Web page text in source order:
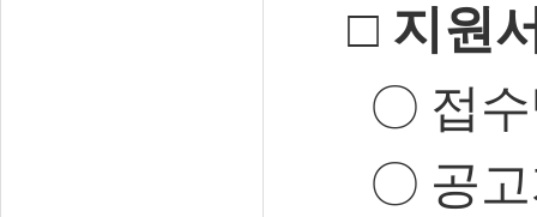
□ 지원
〇 접
〇 공